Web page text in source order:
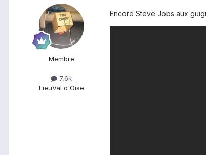
Membre
7,6k
LieuVal d'Oise
Encore Steve Jobs aux